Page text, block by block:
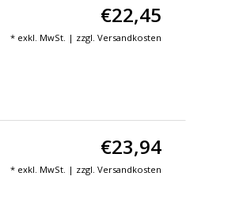
€22,45
* exkl. MwSt. | zzgl. Versandkosten
€23,94
* exkl. MwSt. | zzgl. Versandkosten